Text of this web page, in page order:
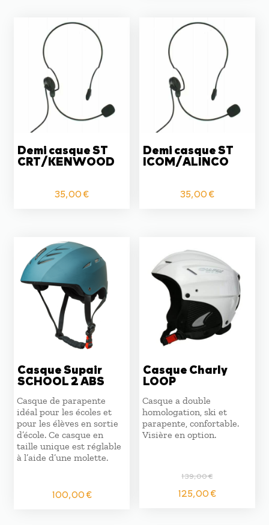
Demi casque ST
CRT/KENWOOD
35,00€
Demi casque ST
ICOM/ALINCO
35,00€
Casque Supair
SCHOOL 2 ABS
Casque de parapente
idéal pour les écoles et
pour les élèves en sortie
d’école. Ce casque en
taille unique est réglable
à l’aide d’une molette.
100,00€
Casque Charly
LOOP
Casque a double
homologation, ski et
parapente, confortable.
Visière en option.
139,00€
Le
prix
125,00€Le